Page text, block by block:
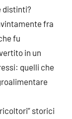
distinti?
fra
fu
in un
quelli che
storici